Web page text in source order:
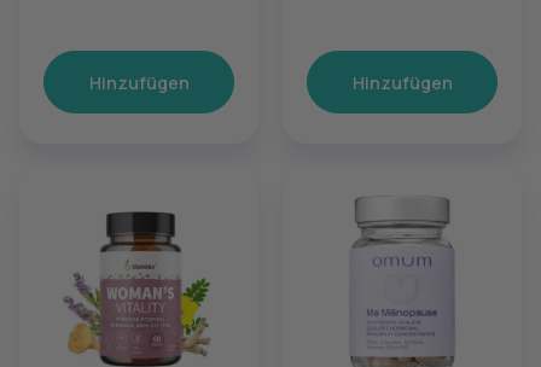
Hinzufügen Hinzufügen